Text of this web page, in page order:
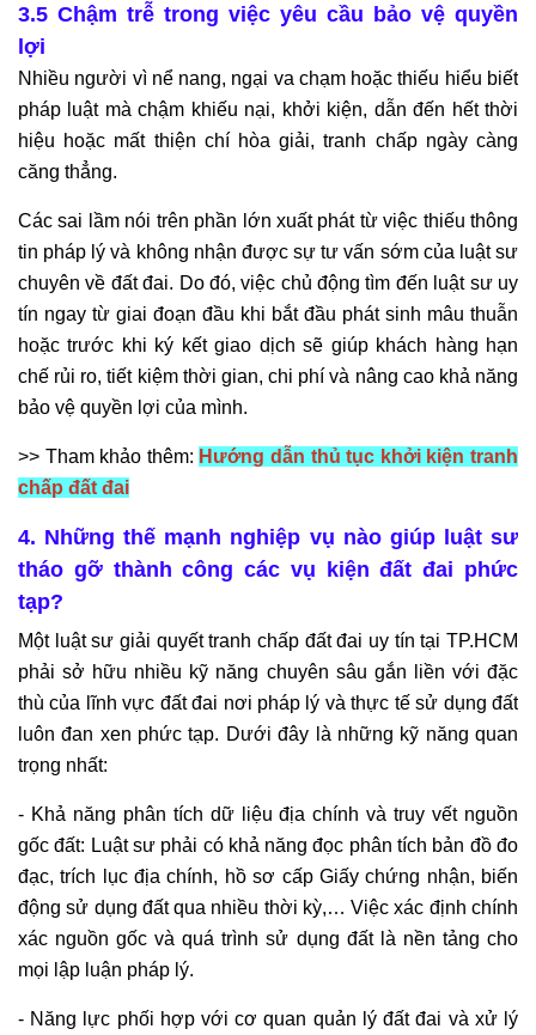
3.5 Chậm trễ trong việc yêu cầu bảo vệ quyền
lợi
Nhiều người vì nể nang, ngại va chạm hoặc thiếu hiểu biết
pháp luật mà chậm khiếu nại, khởi kiện, dẫn đến hết thời
hiệu hoặc mất thiện chí hòa giải, tranh chấp ngày càng
căng thẳng.
Các sai lầm nói trên phần lớn xuất phát từ việc thiếu thông
tin pháp lý và không nhận được sự tư vấn sớm của luật sư
chuyên về đất đai. Do đó, việc chủ động tìm đến luật sư uy
tín ngay từ giai đoạn đầu khi bắt đầu phát sinh mâu thuẫn
hoặc trước khi ký kết giao dịch sẽ giúp khách hàng hạn
chế rủi ro, tiết kiệm thời gian, chi phí và nâng cao khả năng
bảo vệ quyền lợi của mình.
>> Tham khảo thêm: Hướng dẫn thủ tục khởi kiện tranh
chấp đất đai
4. Những thế mạnh nghiệp vụ nào giúp luật sư
tháo gỡ thành công các vụ kiện đất đai phức
tạp?
Một luật sư giải quyết tranh chấp đất đai uy tín tại TP.HCM
phải sở hữu nhiều kỹ năng chuyên sâu gắn liền với đặc
thù của lĩnh vực đất đai nơi pháp lý và thực tế sử dụng đất
luôn đan xen phức tạp. Dưới đây là những kỹ năng quan
trọng nhất:
- Khả năng phân tích dữ liệu địa chính và truy vết nguồn
gốc đất: Luật sư phải có khả năng đọc phân tích bản đồ đo
đạc, trích lục địa chính, hồ sơ cấp Giấy chứng nhận, biến
động sử dụng đất qua nhiều thời kỳ,… Việc xác định chính
xác nguồn gốc và quá trình sử dụng đất là nền tảng cho
mọi lập luận pháp lý.
- Năng lực phối hợp với cơ quan quản lý đất đai và xử lý